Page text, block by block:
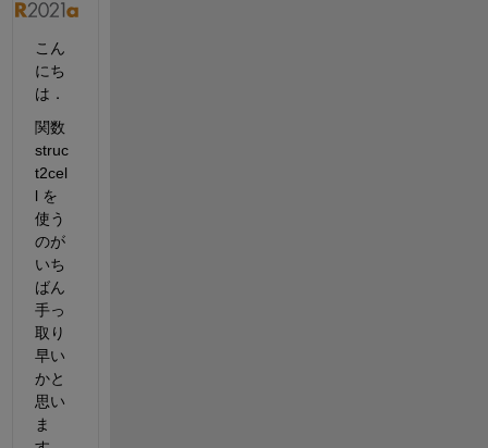
こん
にち
は．
関数
struc
t2cel
l を
使う
のが
いち
ばん
手っ
取り
早い
かと
思い
ま